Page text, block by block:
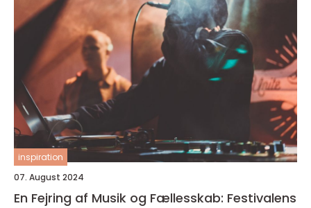
inspiration
07. August 2024
En Fejring af Musik og Fællesskab: Festivalens